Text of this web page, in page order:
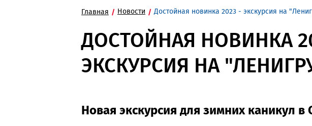
Главная Новости Достойная новинка 2023 - экскурсия на
ДОСТОЙНАЯ НОВИНКА
ЭКСКУРСИЯ НА
Новая экскурсия для зимних каникул в